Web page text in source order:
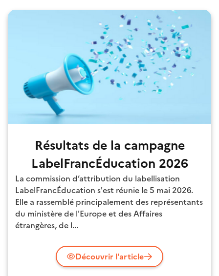
Résultats de la campagne
LabelFrancÉducation 2026
La commission d’attribution du labellisation
LabelFrancÉducation s'est réunie le 5 mai 2026.
Elle a rassemblé principalement des représentants
du ministère de l'Europe et des Affaires
étrangères, de l...
Découvrir l'article